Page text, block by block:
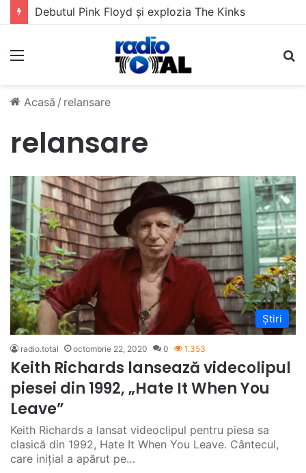
Debutul Pink Floyd și explozia The Kinks
Meniu
Acasă / relansare
relansare
Știri
radio.total octombrie 22, 2020 0 1.353
Keith Richards lansează videcolipul
piesei din 1992, „Hate It When You
Leave”
Keith Richards a lansat videoclipul pentru piesa sa
clasică din 1992, Hate It When You Leave. Cântecul,
care inițial a apărut pe…